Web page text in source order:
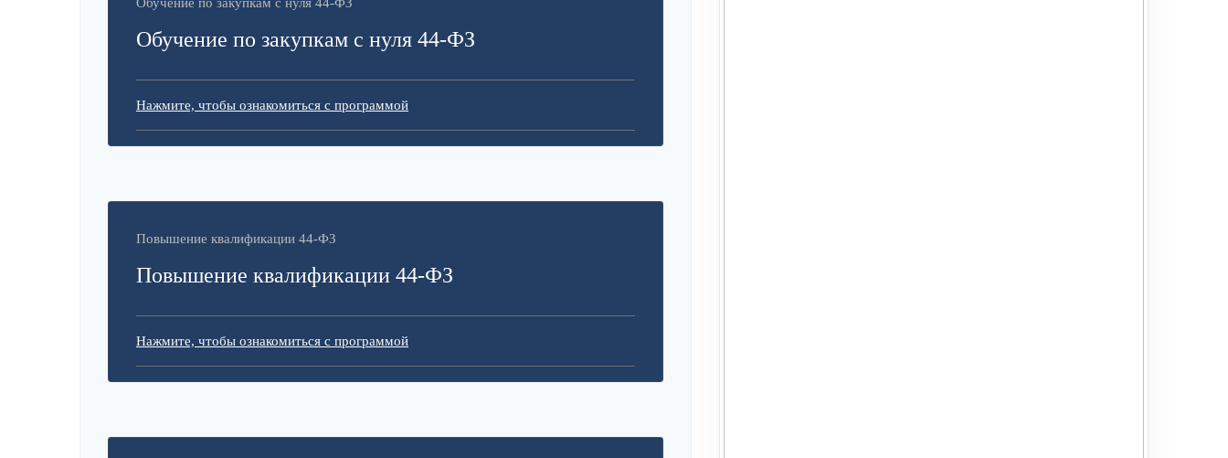
Обучение по закупкам с нуля 44-ФЗ
Нажмите, чтобы ознакомиться с программой
Повышение квалификации 44-ФЗ
Повышение квалификации 44-ФЗ
Нажмите, чтобы ознакомиться с программой